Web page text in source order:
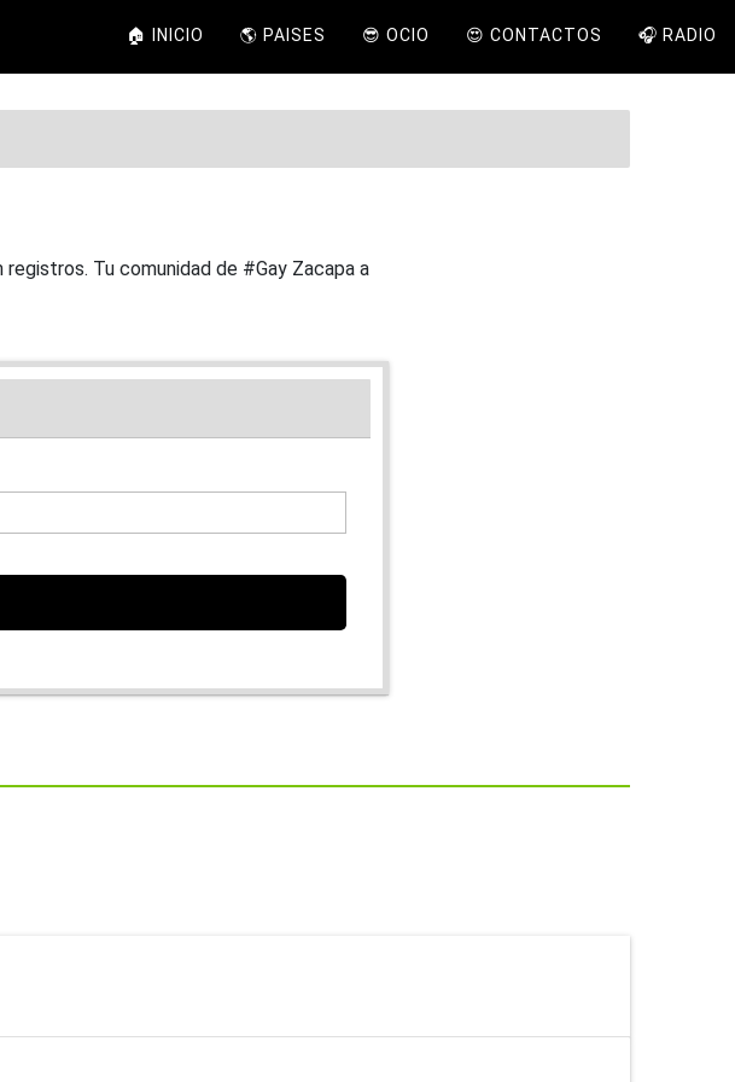
🏠 INICIO 🌎 PAISES 😎 OCIO 😍 CONTACTOS 🎧 RADIO
registros. Tu comunidad de #Gay Zacapa a